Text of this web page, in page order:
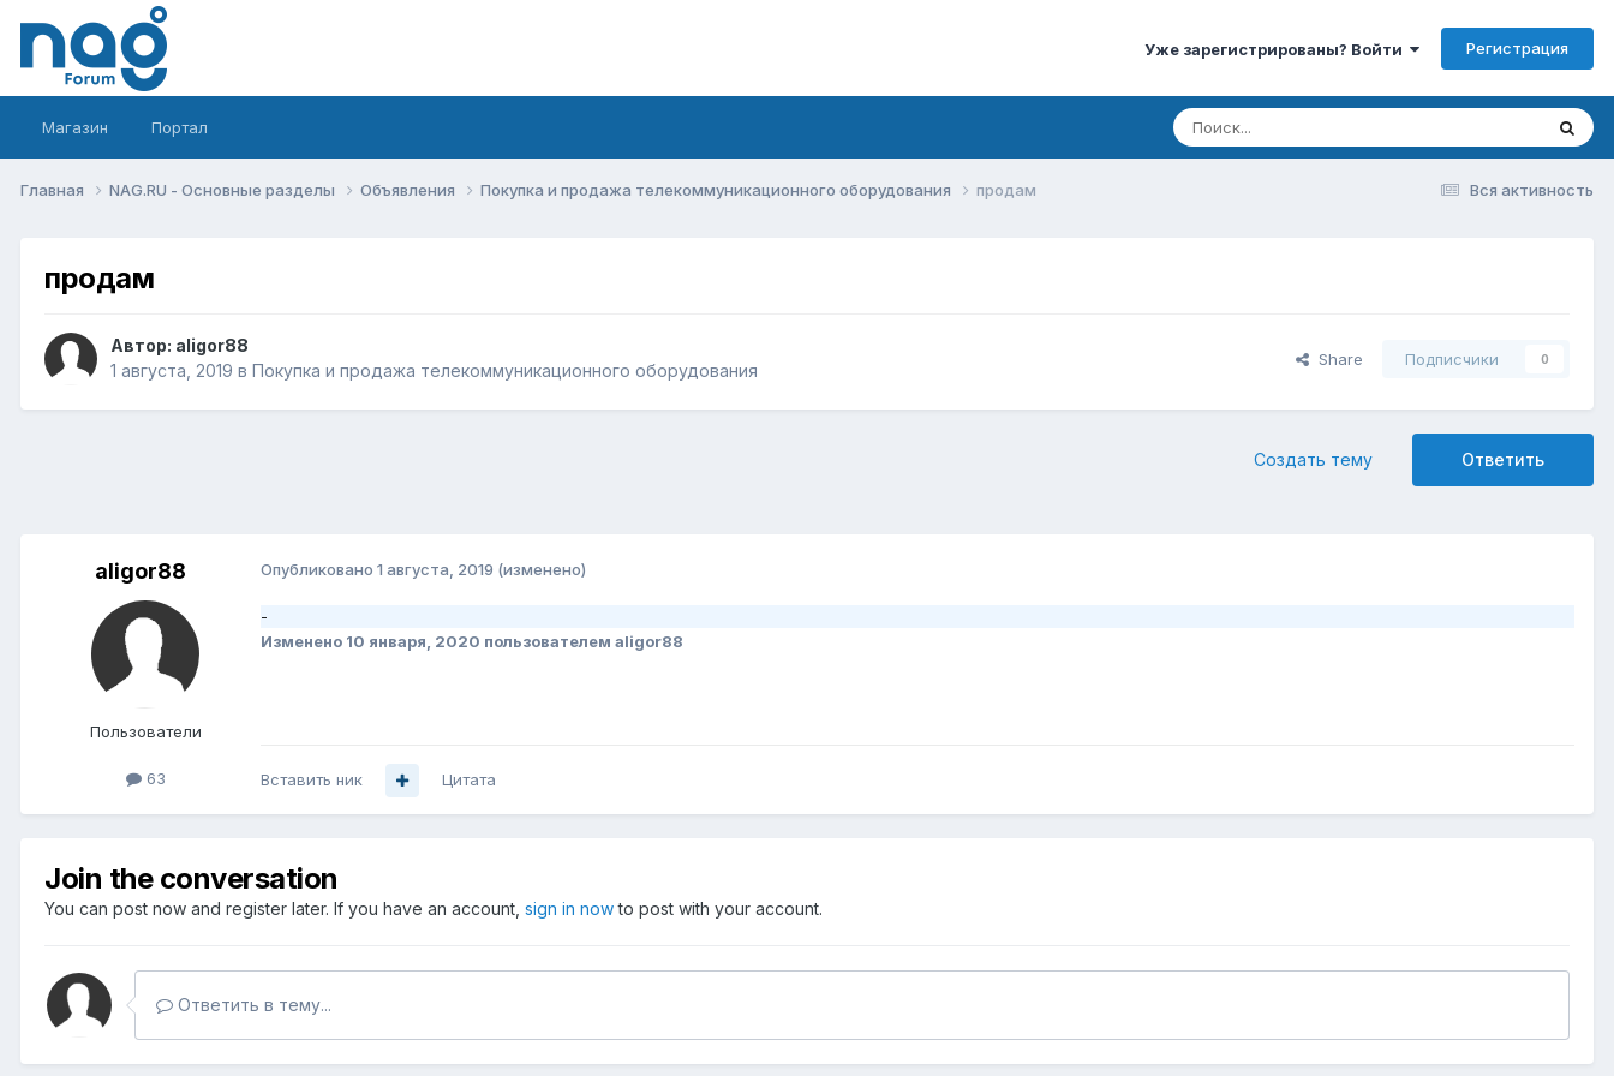
Уже зарегистрированы? Войти Регистрация
Магазин Портал
Вся активность
Главная NAG.RU - Основные разделы Объявления Покупка и продажа телекоммуникационного оборудования продам
продам
Автор: aligor88
1 августа, 2019 в Покупка и продажа телекоммуникационного оборудования
Share Подписчики 0
Ответить
Создать тему
aligor88
Пользователи
63
Опубликовано 1 августа, 2019 (изменено)
-
Изменено 10 января, 2020 пользователем aligor88
Вставить ник Цитата
Join the conversation
You can post now and register later. If you have an account, sign in nowto post with your account.
Ответить в тему...